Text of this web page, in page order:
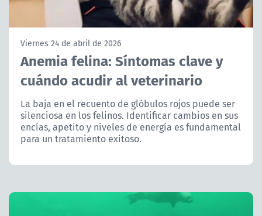
ACTUALIDAD Y TENDENCIAS
CORPORATIVO Y TRANSPARENCIA
CANAL DE DENUNCIAS
ÁREA DE PROYECTOS
Viernes 24 de abril de 2026
Anemia felina: Síntomas clave y
cuándo acudir al veterinario
La baja en el recuento de glóbulos rojos puede ser
silenciosa en los felinos. Identificar cambios en sus
encías, apetito y niveles de energía es fundamental
para un tratamiento exitoso.